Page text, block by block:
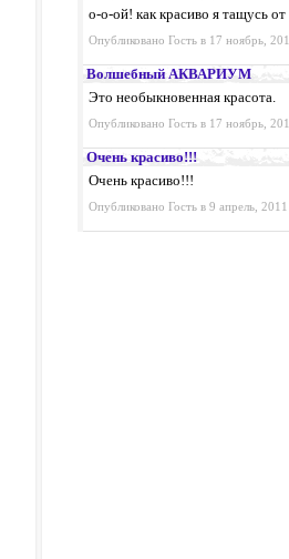
о-о-ой! как красиво я тащусь
Опубликовано Гость в 17 ноябрь,
Волшебный АКВАРИУМ
Это необыкновенная красота.
Опубликовано Гость в 17 ноябрь,
Очень красиво!!!
Очень красиво!!!
Опубликовано Гость в 9 апрель,